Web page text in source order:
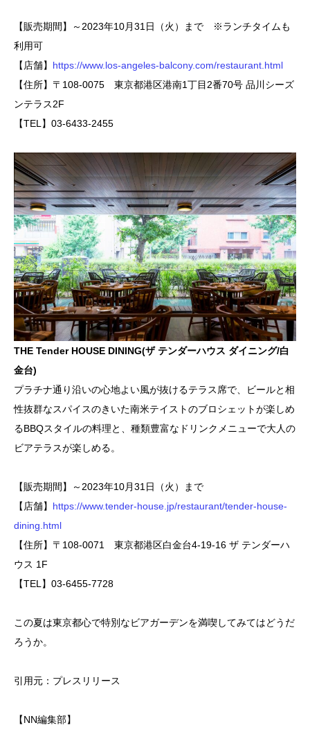
【販売期間】～2023年10月31日（火）まで ※ランチタイムも
利用可
【店舗】 https://www.los-angeles-balcony.com/restaurant.html
【住所】〒108-0075 東京都港区港南1丁目2番70号 品川シーズ
ンテラス2F
【TEL】03-6433-2455
THE Tender HOUSE DINING(ザ テンダーハウス ダイニング/白
金台)
プラチナ通り沿いの心地よい風が抜けるテラス席で、ビールと相
性抜群なスパイスのきいた南米テイストのブロシェットが楽しめ
るBBQスタイルの料理と、種類豊富なドリンクメニューで大人の
ビアテラスが楽しめる。
【販売期間】～2023年10月31日（火）まで
【店舗】 https://www.tender-house.jp/restaurant/tender-house-
dining.html
【住所】〒108-0071 東京都港区白金台4-19-16 ザ テンダーハ
ウス 1F
【TEL】03-6455-7728
この夏は東京都心で特別なビアガーデンを満喫してみてはどうだ
ろうか。
引用元：プレスリリース
【NN編集部】